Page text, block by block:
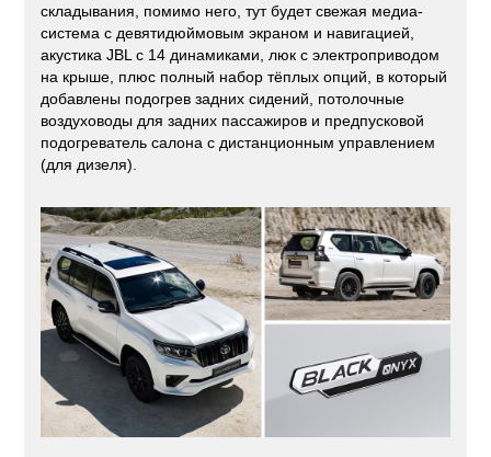
складывания, помимо него, тут будет свежая медиа-
система с девятидюймовым экраном и навигацией,
акустика JBL с 14 динамиками, люк с электроприводом
на крыше, плюс полный набор тёплых опций, в который
добавлены подогрев задних сидений, потолочные
воздуховоды для задних пассажиров и предпусковой
подогреватель салона с дистанционным управлением
(для дизеля).